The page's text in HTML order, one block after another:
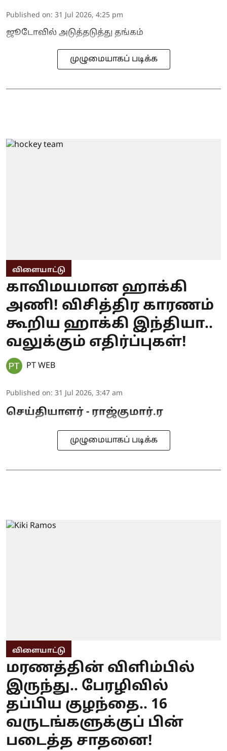
Published on: 31 Jul 2026, 4:25 pm
ஜூடோவில் அடுத்தடுத்து தங்கம்
முழுமையாகப் படிக்க
விளையாட்டு
காவிமயமான ஹாக்கி
அணி! விசித்திர காரணம்
கூறிய ஹாக்கி இந்தியா..
வலுக்கும் எதிர்ப்புகள்!
PT WEB
Published on: 31 Jul 2026, 3:47 am
செய்தியாளர் - ராஜ்குமார்.ர
முழுமையாகப் படிக்க
விளையாட்டு
மரணத்தின் விளிம்பில்
இருந்து.. பேரழிவில்
தப்பிய குழந்தை.. 16
வருடங்களுக்குப் பின்
படைத்த சாதனை!